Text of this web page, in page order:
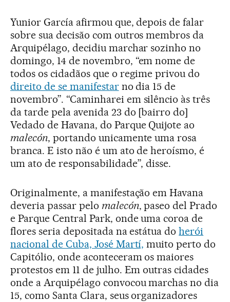
Yunior García afirmou que, depois de falar
sobre sua decisão com outros membros da
Arquipélago, decidiu marchar sozinho no
domingo, 14 de novembro, “em nome de
todos os cidadãos que o regime privou do
direito de se manifestarno dia 15 de
novembro”. “Caminharei em silêncio às três
da tarde pela avenida 23 do [bairro do]
Vedado de Havana, do Parque Quijote ao
malecón, portando unicamente uma rosa
branca. E isto não é um ato de heroísmo, é
um ato de responsabilidade”, disse.
Originalmente, a manifestação em Havana
deveria passar pelo malecón, paseo del Prado
e Parque Central Park, onde uma coroa de
flores seria depositada na estátua doherói
nacional de Cuba, José Martí, muito perto do
Capitólio, onde aconteceram os maiores
protestos em 11 de julho. Em outras cidades
onde a Arquipélago convocou marchas no dia
15, como Santa Clara, seus organizadores